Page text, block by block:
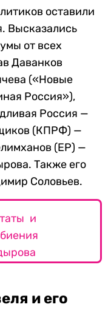
оставили
Высказались
от всех
Даванков
(«Новые
Россия»),
Россия —
(КПРФ) —
(ЕР) —
Также его
Соловьев.
и
и его